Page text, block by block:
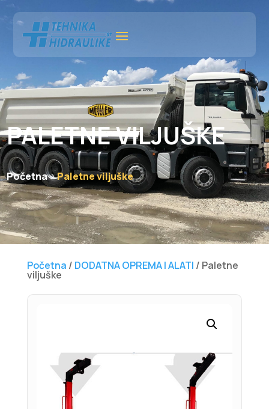
PALETNE VILJUŠKE
Početna Paletne viljuške
Početna / DODATNA OPREMA I ALATI / Paletne
viljuške